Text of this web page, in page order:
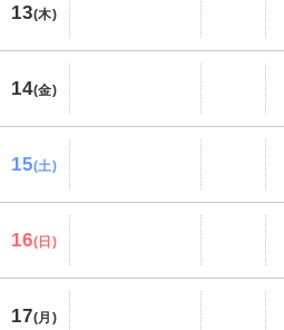
13(木)
14(金)
15(土)
16(日)
17(月)